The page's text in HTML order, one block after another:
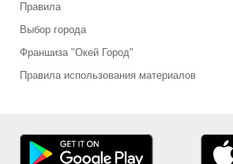
Правила
Выбор города
Франшиза "Окей Город"
Правила использования материалов